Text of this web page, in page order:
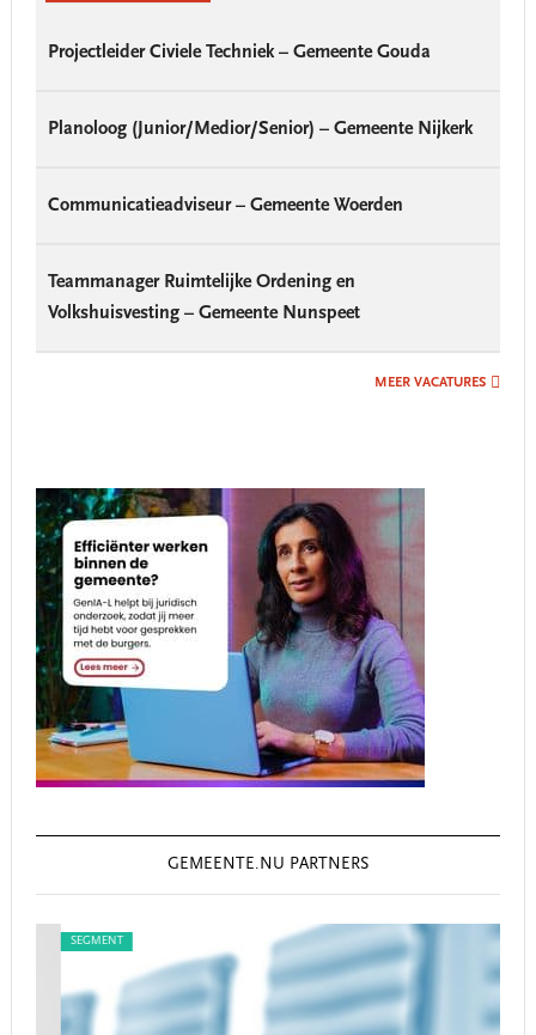
Projectleider Civiele Techniek – Gemeente Gouda
Planoloog (Junior/Medior/Senior) – Gemeente Nijkerk
Communicatieadviseur – Gemeente Woerden
Teammanager Ruimtelijke Ordening en
Volkshuisvesting – Gemeente Nunspeet
MEER VACATURES
GEMEENTE.NU PARTNERS
SEGMENT